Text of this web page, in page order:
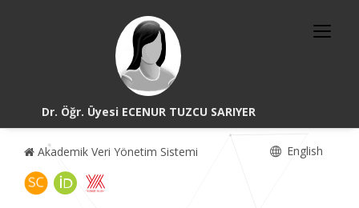
Dr. Öğr. Üyesi ECENUR TUZCU SARIYER
Akademik Veri Yönetim Sistemi English